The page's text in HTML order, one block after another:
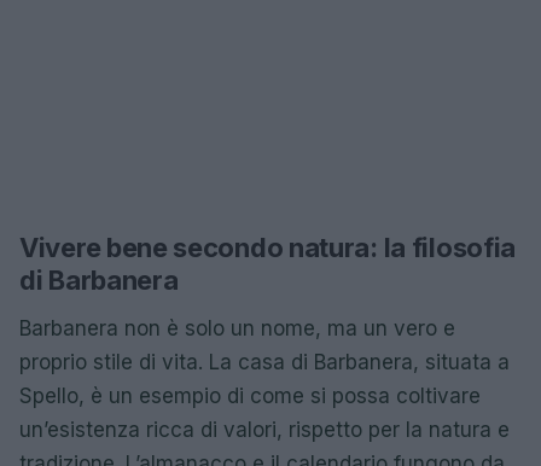
Vivere bene secondo natura: la filosofia
di Barbanera
Barbanera non è solo un nome, ma un vero e
proprio stile di vita. La casa di Barbanera, situata a
Spello, è un esempio di come si possa coltivare
un’esistenza ricca di valori, rispetto per la natura e